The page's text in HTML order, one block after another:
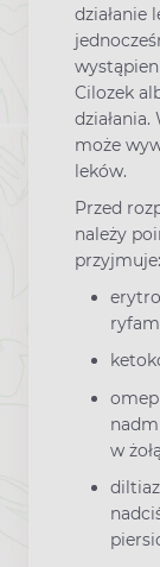
działanie
Cilozek
może
leków.
Przed
należy
przyjmuje:
w